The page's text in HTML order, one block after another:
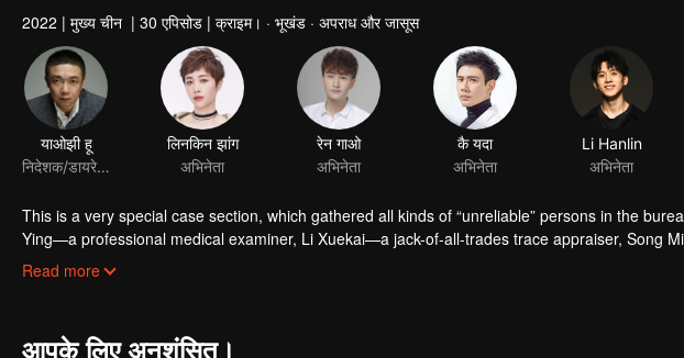
2022 | मुख्य चीन | 30 एपिसोड | क्राइम। · भूखंड · अपराध और जासूस
याओझी हू
निदेशक/डायरेक्टर
लिनकिन झांग
अभिनेता
रेन गाओ
अभिनेता
कै यदा
अभिनेता
Li Hanlin
अभिनेता
This is a very special case section, which gathered all kinds of “unreliable” persons in the
Ying—a professional medical examiner, Li Xuekai—a jack-of-all-trades trace appraiser, Song
generation rich psychological profiler Ying Ming. Through jointing work, they crack all kinds of
captured a couple of brother killer, both of them has strong Anti-reconnaissance consciousness.
Read more
आपके लिए अनुशंसित।